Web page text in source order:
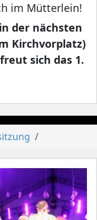
im Mütterlein!
der nächsten
Kirchvorplatz)
sich das 1.